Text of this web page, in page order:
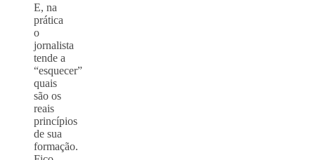
E, na
prática
o
jornalista
tende a
“esquecer”
quais
são os
reais
princípios
de sua
formação.